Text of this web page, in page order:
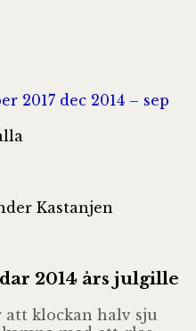
2017 dec 2014 – sep
Kas­tan­jen
2014 års julgille
att kloc­kan halv sju